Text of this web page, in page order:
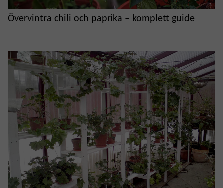
Övervintra chili och paprika – komplett guide